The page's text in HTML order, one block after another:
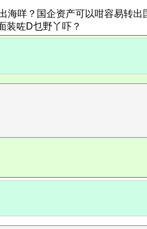
海咩？国企资产可以咁容易转出
装咗D乜野丫吓？